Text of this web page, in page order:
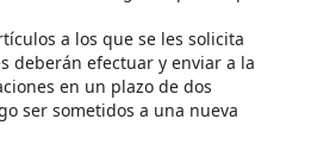
a los que se les solicita
deberán efectuar y enviar a la
en un plazo de dos
ser sometidos a una nueva